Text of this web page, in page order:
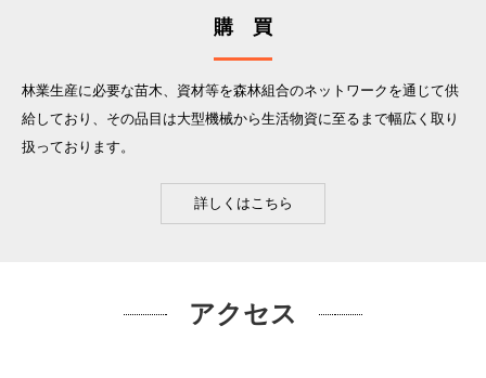
な苗木、資材等を森林組合のネットワークを通じて供
の品目は大型機械から生活物資に至るまで幅広く取り
。
県産材の普
業拡大に向
アクセス